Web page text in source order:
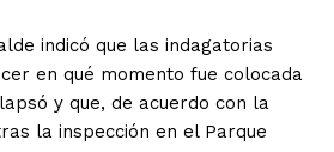
indicó que las indagatorias
en qué momento fue colocada
y que, de acuerdo con la
la inspección en el Parque